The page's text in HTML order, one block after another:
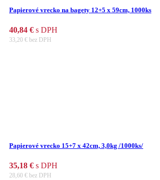
Papierové vrecko na bagety 12+5 x 59cm, 1000ks
40,84 € s DPH
33,20 € bez DPH
Papierové vrecko 15+7 x 42cm, 3,0kg /1000ks/
35,18 € s DPH
28,60 € bez DPH